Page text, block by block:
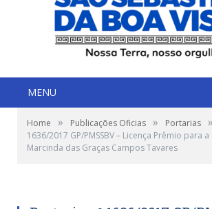
MENU
Home » Publicações Oficias » Portarias »
1636/2017 GP/PMSSBV – Licença Prêmio para
Marcinda das Graças Campos Tavares